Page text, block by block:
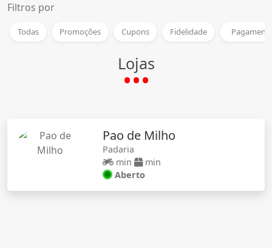
Filtros por
Todas Promoções Cupons Fidelidade
Lojas
Pao de Milho
Padaria
min
min
Aberto